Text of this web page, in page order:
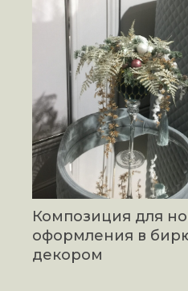
Композиция для
оформления в
декором